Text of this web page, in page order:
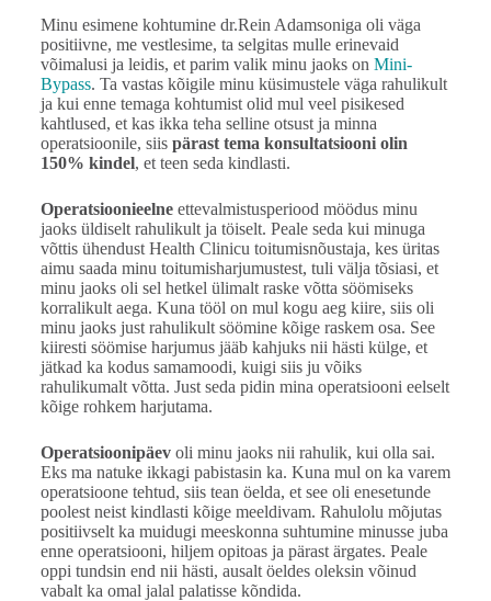
Minu esimene kohtumine dr.Rein Adamsoniga oli väga
positiivne, me vestlesime, ta selgitas mulle erinevaid
võimalusi ja leidis, et parim valik minu jaoks on Mini-
Bypass. Ta vastas kõigile minu küsimustele väga rahulikult
ja kui enne temaga kohtumist olid mul veel pisikesed
kahtlused, et kas ikka teha selline otsust ja minna
operatsioonile, siis pärast tema konsultatsiooni olin
150% kindel, et teen seda kindlasti.
Operatsioonieelneettevalmistusperiood möödus minu
jaoks üldiselt rahulikult ja töiselt. Peale seda kui minuga
võttis ühendust Health Clinicu toitumisnõustaja, kes üritas
aimu saada minu toitumisharjumustest, tuli välja tõsiasi, et
minu jaoks oli sel hetkel ülimalt raske võtta söömiseks
korralikult aega. Kuna tööl on mul kogu aeg kiire, siis oli
minu jaoks just rahulikult söömine kõige raskem osa. See
kiiresti söömise harjumus jääb kahjuks nii hästi külge, et
jätkad ka kodus samamoodi, kuigi siis ju võiks
rahulikumalt võtta. Just seda pidin mina operatsiooni eelselt
kõige rohkem harjutama.
Operatsioonipäevoli minu jaoks nii rahulik, kui olla sai.
Eks ma natuke ikkagi pabistasin ka. Kuna mul on ka varem
operatsioone tehtud, siis tean öelda, et see oli enesetunde
poolest neist kindlasti kõige meeldivam. Rahulolu mõjutas
positiivselt ka muidugi meeskonna suhtumine minusse juba
enne operatsiooni, hiljem opitoas ja pärast ärgates. Peale
oppi tundsin end nii hästi, ausalt öeldes oleksin võinud
vabalt ka omal jalal palatisse kõndida.